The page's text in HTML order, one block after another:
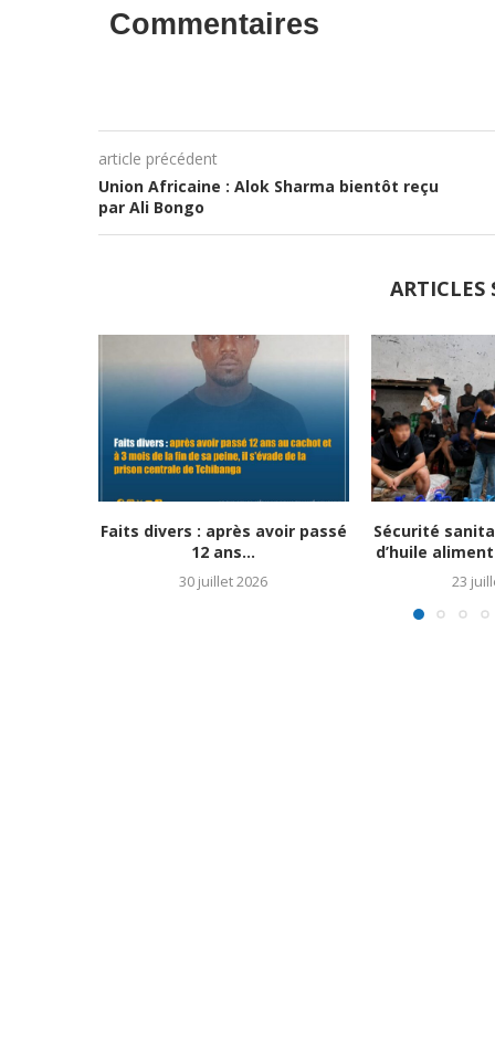
Commentaires
article précédent
Union Africaine : Alok Sharma bientôt reçu
par Ali Bongo
ARTICLES
Faits divers : après avoir passé
12 ans...
30 juillet 2026
Sécurité
d’huile
23